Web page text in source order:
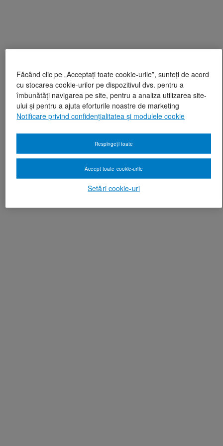
Făcând clic pe „Acceptați toate cookie-urile”, sunteți de acord
cu stocarea cookie-urilor pe dispozitivul dvs. pentru a
îmbunătăți navigarea pe site, pentru a analiza utilizarea site-
ului și pentru a ajuta eforturile noastre de marketing
Notificare privind confidențialitatea și modulele cookie
Setări cookie-uri
Respingeți toate
Accept toate cookie-urile